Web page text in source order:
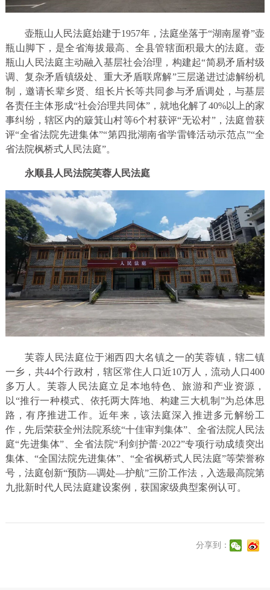
壶瓶山人民法庭始建于1957年，法庭坐落于“湖南屋脊”壶
瓶山脚下，是全省海拔最高、全县管辖面积最大的法庭。壶
瓶山人民法庭主动融入基层社会治理，构建起“简易矛盾村级
调、复杂矛盾镇级处、重大矛盾联席解”三层递进过滤解纷机
制，邀请长辈乡贤、组长片长等共同参与矛盾调处，与基层
各责任主体形成“社会治理共同体”，就地化解了40%以上的家
事纠纷，辖区内的簸箕山村等6个村获评“无讼村”，法庭曾获
评“全省法院先进集体”“第四批湖南省学雷锋活动示范点”“全
省法院枫桥式人民法庭”。
永顺县人民法院芙蓉人民法庭
芙蓉人民法庭位于湘西四大名镇之一的芙蓉镇，辖二镇
一乡，共44个行政村，辖区常住人口近10万人，流动人口400
多万人。芙蓉人民法庭立足本地特色、旅游和产业资源，
以“推行一种模式、依托两大阵地、构建三大机制”为总体思
路，有序推进工作。近年来，该法庭深入推进多元解纷工
作，先后荣获全州法院系统“十佳审判集体”、全省法院人民法
庭“先进集体”、全省法院“利剑护蕾·2022”专项行动成绩突出
集体、“全国法院先进集体”、“全省枫桥式人民法庭”等荣誉称
号，法庭创新“预防—调处—护航”三阶工作法，入选最高院第
九批新时代人民法庭建设案例，获国家级典型案例认可。
分享到：